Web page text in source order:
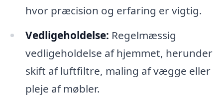
hvor præcision og erfaring er vigtig.
Vedligeholdelse: Regelmæssig
vedligeholdelse af hjemmet, herunder
skift af luftfiltre, maling af vægge eller
pleje af møbler.